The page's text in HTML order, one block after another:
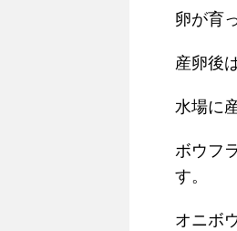
卵が育
産卵後
水場に
ボウフ
す。
オニボ